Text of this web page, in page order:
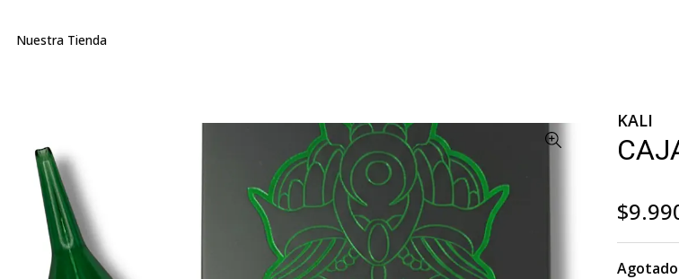
Nuestra Tienda
KALI
Agotado